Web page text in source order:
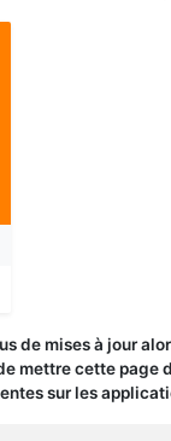
de mises à jour
mettre cette page
sur les